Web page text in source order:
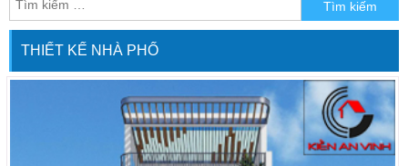
nên thuộc hành Kim. Các thiết bị này
Kim) sẽ phù hợp. Trong quá trình vận
[…]
THIẾT KẾ NHÀ PHỐ